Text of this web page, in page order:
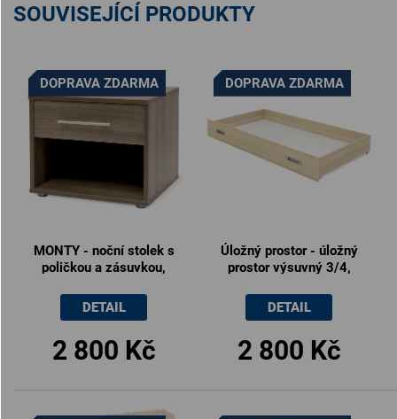
SOUVISEJÍCÍ PRODUKTY
DOPRAVA ZDARMA
MONTY - noční stolek s
poličkou a zásuvkou,
2 800 Kč
DETAIL
DOPRAVA ZDARMA
Úložný prostor - úložný
prostor výsuvný 3/4,
2 800 Kč
DETAIL